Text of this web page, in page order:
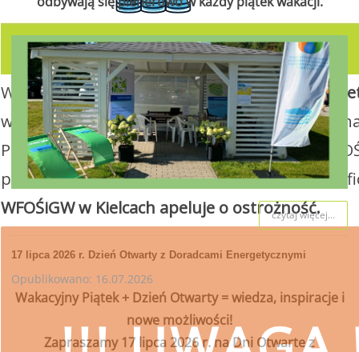
W związku z realizacją Programu„Czyste
wsparcie w uzyskaniu dofinansowania i
Ponieważ proces pozyskiwania środków z
posiadania pełnomocnictwa z podpisem
WFOŚiGW w Kielcach apeluje o ostrożność.
czytaj więcej...
17 lipca 2026 r. Dzień Otwarty z Doradcami Energetycznymi
Opublikowano: 16.07.2026
Wakacyjny Piątek + Dzień Otwarty = wiedza, inspiracje i
nowe możliwości!
Zapraszamy 17 lipca 2026 r. na Dni Otwarte z